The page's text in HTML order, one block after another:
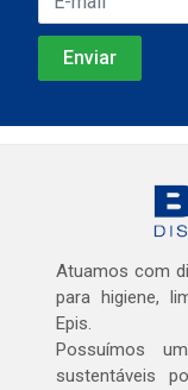
Atuamos com
para higiene,
Epis.
Possuímos
sustentáveis